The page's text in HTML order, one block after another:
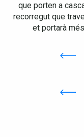
que porten a
recorregut que
et portarà